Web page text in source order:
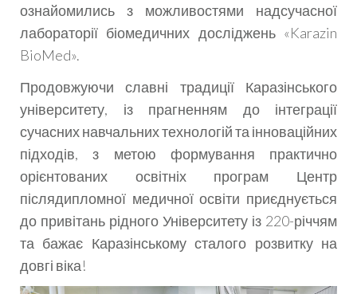
ознайомились з можливостями надсучасної
лабораторії біомедичних досліджень «Karazin
BioMed».
Продовжуючи славні традиції Каразінського
університету, із прагненням до інтеграції
сучасних навчальних технологій та інноваційних
підходів, з метою формування практично
орієнтованих освітніх програм Центр
післядипломної медичної освіти приєднується
до привітань рідного Університету із 220-річчям
та бажає Каразінському сталого розвитку на
довгі віка!